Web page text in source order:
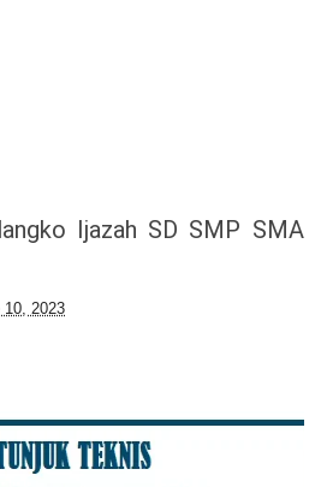
Ijazah SD SMP SMA
10, 2023